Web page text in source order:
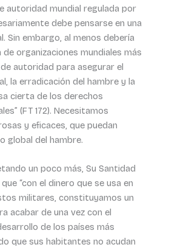
autoridad mundial regulada por
debe pensarse en una
Sin embargo, al menos debería
organizaciones mundiales más
autoridad para asegurar el
la erradicación del hambre y la
cierta de los derechos
(FT 172). Necesitamos
y eficaces, que puedan
global del hambre.
un poco más, Su Santidad
“con el dinero que se usa en
militares, constituyamos un
acabar de una vez con el
de los países más
que sus habitantes no acudan